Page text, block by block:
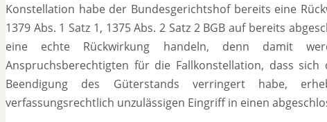
Konstellation habe der Bundesgerichtshof bereits eine
1379 Abs. 1 Satz 1, 1375 Abs. 2 Satz 2 BGB auf bereits
eine echte Rückwirkung handeln, denn damit
Anspruchsberechtigten für die Fallkonstellation, dass
Beendigung des Güterstands verringert habe,
verfassungsrechtlich unzulässigen Eingriff in einen